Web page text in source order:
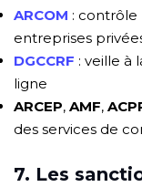
ARCOM : contrôle
entreprises
DGCCRF : veille à
ligne
ARCEP, AMF,
des services de
7. Les